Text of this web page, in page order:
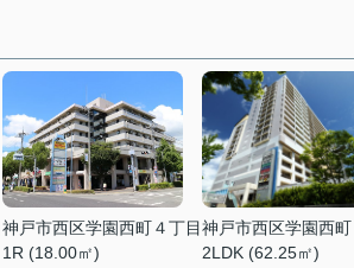
神戸市西区学園西町４丁目
1R (18.00㎡)
神戸市西区学園西町
2LDK (62.25㎡)